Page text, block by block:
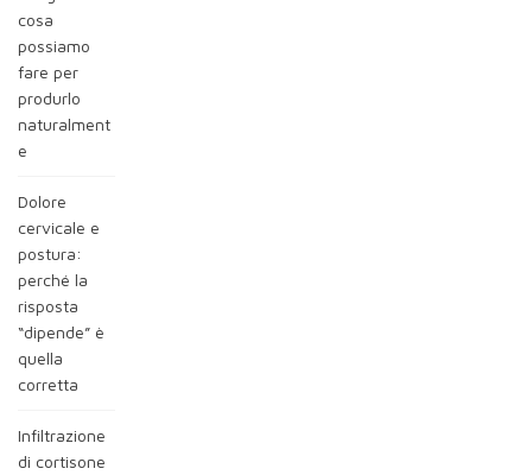
cosa
possiamo
fare per
produrlo
naturalment
e
Dolore
cervicale e
postura:
perché la
risposta
“dipende” è
quella
corretta
Infiltrazione
di cortisone